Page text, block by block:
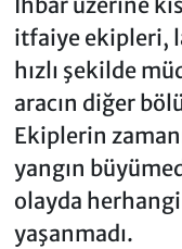
itfaiye ekipleri,
hızlı şekilde
aracın diğer
Ekiplerin
yangın
olayda
yaşanmadı.